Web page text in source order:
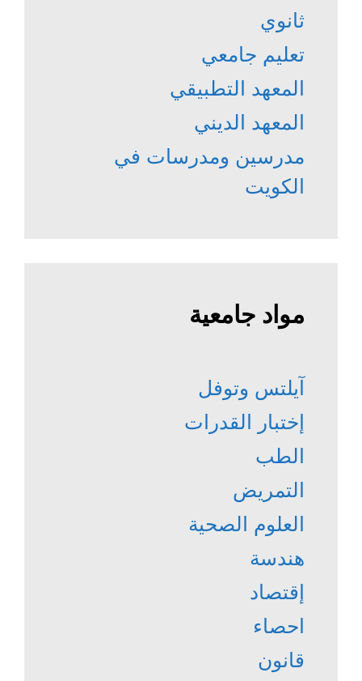
ثانوي
تعليم جامعي
المعهد التطبيقي
المعهد الديني
مدرسين ومدرسات في
الكويت
مواد جامعية
آيلتس وتوفل
إختبار القدرات
الطب
التمريض
العلوم الصحية
هندسة
إقتصاد
احصاء
قانون